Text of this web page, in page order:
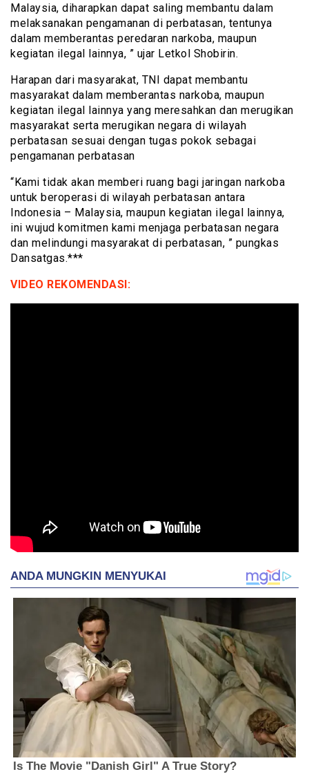
Malaysia, diharapkan dapat saling membantu dalam
melaksanakan pengamanan di perbatasan, tentunya
dalam memberantas peredaran narkoba, maupun
kegiatan ilegal lainnya, ” ujar Letkol Shobirin.
Harapan dari masyarakat, TNI dapat membantu
masyarakat dalam memberantas narkoba, maupun
kegiatan ilegal lainnya yang meresahkan dan merugikan
masyarakat serta merugikan negara di wilayah
perbatasan sesuai dengan tugas pokok sebagai
pengamanan perbatasan
“Kami tidak akan memberi ruang bagi jaringan narkoba
untuk beroperasi di wilayah perbatasan antara
Indonesia – Malaysia, maupun kegiatan ilegal lainnya,
ini wujud komitmen kami menjaga perbatasan negara
dan melindungi masyarakat di perbatasan, ” pungkas
Dansatgas.***
VIDEO REKOMENDASI: